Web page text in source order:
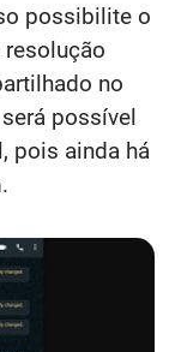
possibilite o
no
possível
pois ainda há